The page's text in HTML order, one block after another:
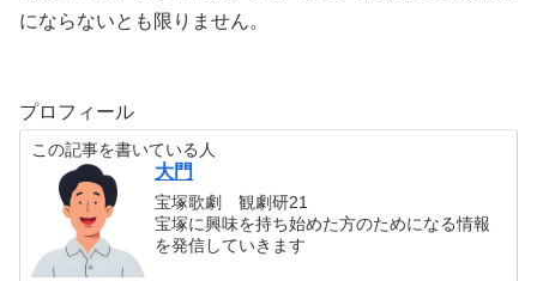
にならないとも限りません。
プロフィール
この記事を書いている人
大門
宝塚歌劇 観劇研21
宝塚に興味を持ち始めた方のためになる情報
を発信していきます